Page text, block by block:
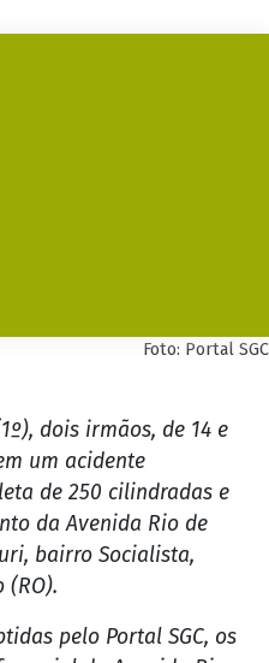
Foto: Portal SGC
dois irmãos, de 14 e
um acidente
de 250 cilindradas e
da Avenida Rio de
bairro Socialista,
(RO).
pelo Portal SGC, os